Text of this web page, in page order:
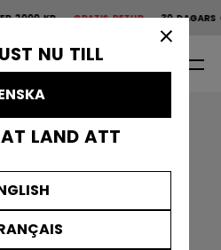
NU TILL
LAND ATT
animation.
2000 KRGRATIS RETUR30 DAGARS
Fri frakt över 2000 kr
0
Visa efter kollektion